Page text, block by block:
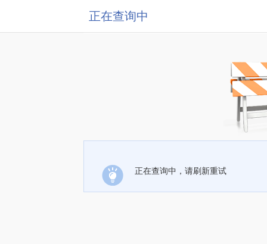
正在查询中
正在查询中，请刷新重试